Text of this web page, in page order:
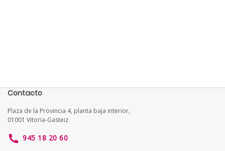
Contacto
Plaza de la Provincia 4, planta baja interior,
01001 Vitoria-Gasteiz
945 18 20 60